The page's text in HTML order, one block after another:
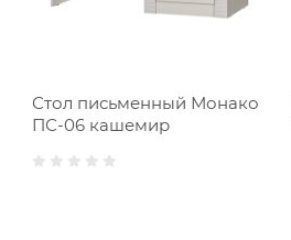
Стол письменный Монако
ПС-06 кашемир